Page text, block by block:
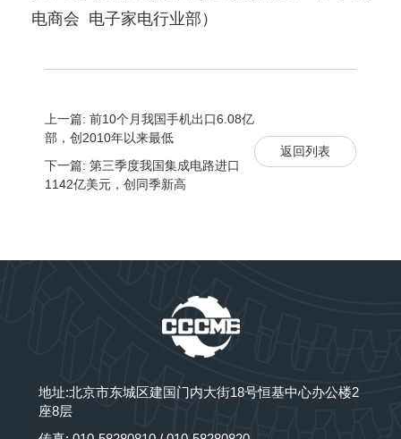
电商会 电子家电行业部 ）
上一篇: 前10个月我国手机出口6.08亿
部，创2010年以来最低
下一篇: 第三季度我国集成电路进口
1142亿美元，创同季新高
返回列表
地址:北京市东城区建国门内大街18号恒基中心办公楼2
座8层